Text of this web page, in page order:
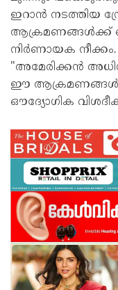
ഇറാൻ നടത്തിയ
ആക്രമണങ്ങൾക്ക്
നിർണായക
"അമേരിക്കൻ
ഈ ആക്രമണങ്ങൾ
ഔദ്യോഗിക